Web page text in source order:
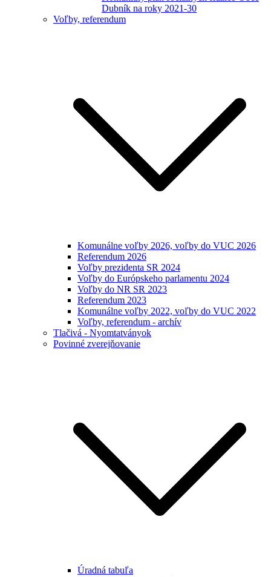
Dubník na roky 2021-30
Voľby, referendum
Komunálne voľby 2026, voľby do VUC 2026
Referendum 2026
Voľby prezidenta SR 2024
Voľby do Európskeho parlamentu 2024
Voľby do NR SR 2023
Referendum 2023
Komunálne voľby 2022, voľby do VUC 2022
Voľby, referendum - archív
Tlačivá - Nyomtatványok
Povinné zverejňovanie
Úradná tabuľa